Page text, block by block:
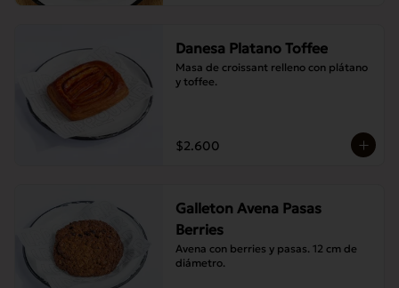
Danesa Platano Toffee
Masa de croissant relleno con plátano
y toffee.
$2.600
Galleton Avena Pasas
Berries
Avena con berries y pasas. 12 cm de
diámetro.